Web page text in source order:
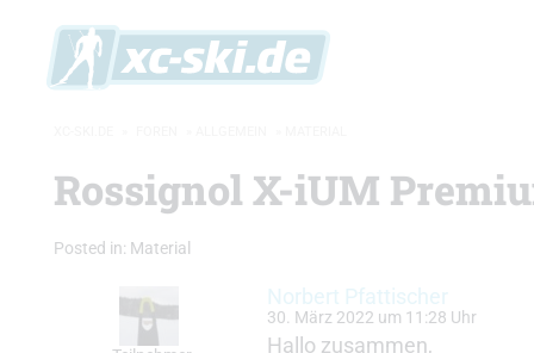
Rossignol X-iUM
Posted in: Material
Norbert Pfattischer
30. März 2022 um 11:28 Uhr
Hallo zusammen,